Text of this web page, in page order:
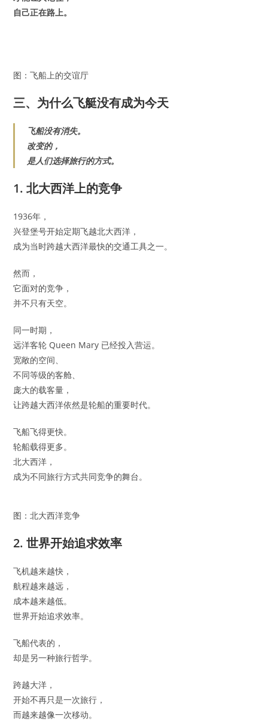
自己正在路上。
图：飞船上的交谊厅
三、为什么飞艇没有成为今天
飞船没有消失。
改变的，
是人们选择旅行的方式。
1. 北大西洋上的竞争
1936年，
兴登堡号开始定期飞越北大西洋，
成为当时跨越大西洋最快的交通工具之一。
然而，
它面对的竞争，
并不只有天空。
同一时期，
远洋客轮 Queen Mary 已经投入营运。
宽敞的空间、
不同等级的客舱、
庞大的载客量，
让跨越大西洋依然是轮船的重要时代。
飞船飞得更快。
轮船载得更多。
北大西洋，
成为不同旅行方式共同竞争的舞台。
图：北大西洋竞争
2. 世界开始追求效率
飞机越来越快，
航程越来越远，
成本越来越低。
世界开始追求效率。
飞船代表的，
却是另一种旅行哲学。
跨越大洋，
开始不再只是一次旅行，
而越来越像一次移动。